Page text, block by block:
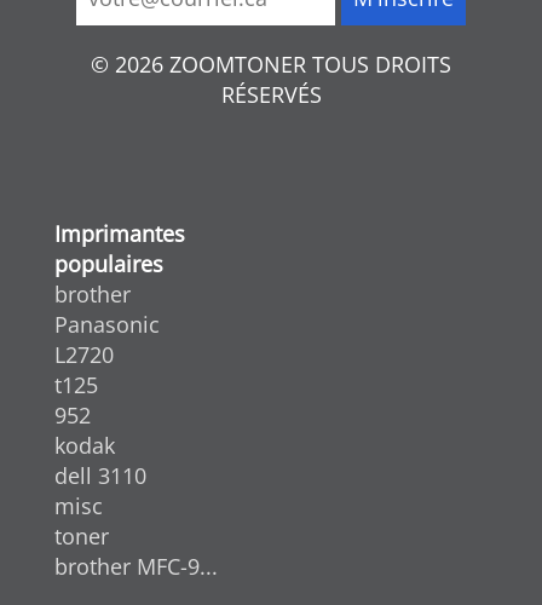
© 2026 ZOOMTONER TOUS DROITS
RÉSERVÉS
Imprimantes
populaires
brother
Panasonic
L2720
t125
952
kodak
dell 3110
misc
toner
brother MFC-9...